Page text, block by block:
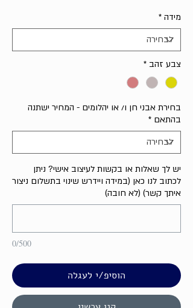
מידה *
צבע זהב *
בחירת אבני חן ו/ או יהלומים - המחיר ישתנה
בהתאם *
יש לך שאלות או בקשות לעיצוב אישי? ניתן
לכתוב לנו כאן (במידה ויידרש שינוי בתשלום ניצור
איתך קשר) (לא חובה)
0/500
הוסיפ/י לעגלה